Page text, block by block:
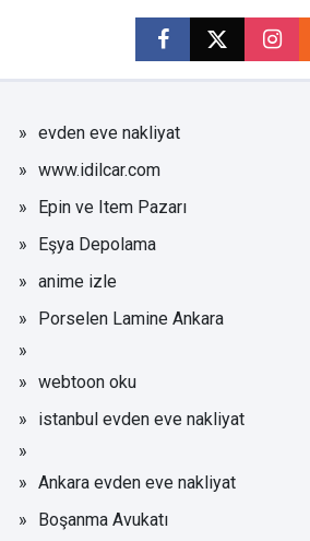
evden eve nakliyat
www.idilcar.com
Epin ve Item Pazarı
Eşya Depolama
anime izle
Porselen Lamine Ankara
webtoon oku
istanbul evden eve nakliyat
Ankara evden eve nakliyat
Boşanma Avukatı